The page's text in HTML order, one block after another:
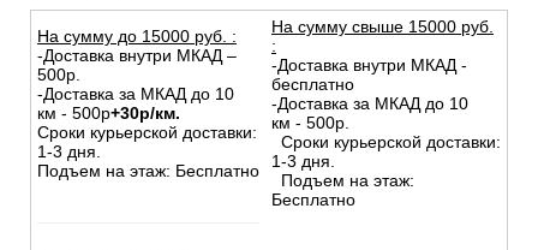
На сумму до 15000 руб. :
-Доставка внутри МКАД –
500р.
-Доставка за МКАД до 10
км - 500р+30р/км.
Сроки курьерской доставки:
1-3 дня.
Подъем на этаж: Бесплатно
На сумму свыше 15000 руб.
:
-Доставка внутри МКАД -
бесплатно
-Доставка за МКАД до 10
км - 500р.
Сроки курьерской доставки:
1-3 дня.
Подъем на этаж:
Бесплатно